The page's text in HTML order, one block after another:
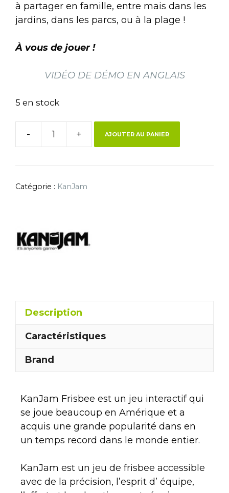
à partager en famille, entre mais dans les
jardins, dans les parcs, ou à la plage !
À vous de jouer !
VIDÉO DE DÉMO EN ANGLAIS
5 en stock
- + AJOUTER AU PANIER
Catégorie : KanJam
Description
Caractéristiques
Brand
KanJam Frisbee est un jeu interactif qui
se joue beaucoup en Amérique et a
acquis une grande popularité dans en
un temps record dans le monde entier.
KanJam est un jeu de frisbee accessible
avec de la précision, l’esprit d’ équipe,